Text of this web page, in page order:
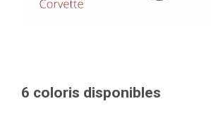
6 coloris disponibles